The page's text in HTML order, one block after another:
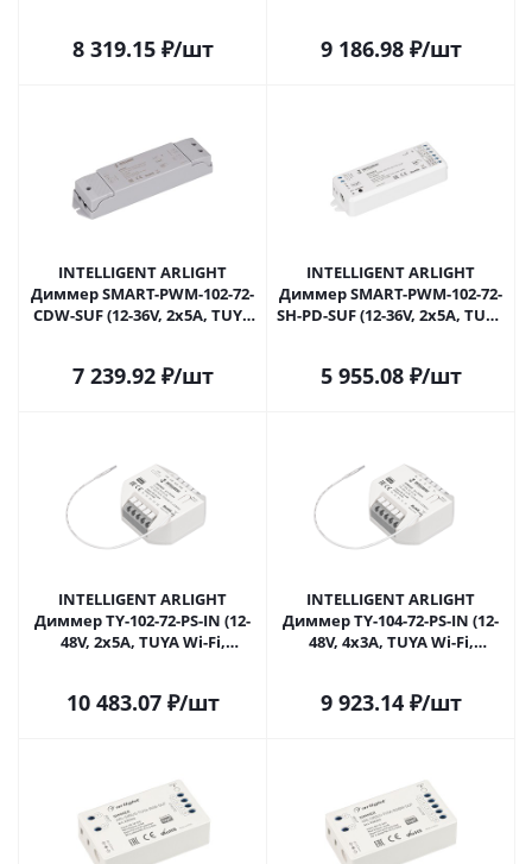
Москве
8 319.15₽/шт
Москве
9 186.98₽/шт
INTELLIGENT ARLIGHT
Диммер SMART-PWM-102-72-
CDW-SUF (12-36V, 2x5A, TUYA
7 239.92₽/шт
INTELLIGENT ARLIGHT
Диммер SMART-PWM-102-72-
SH-PD-SUF (12-36V, 2x5A, TUYA
5 955.08₽/шт
INTELLIGENT ARLIGHT
Диммер TY-102-72-PS-IN (12-
48V, 2x5A, TUYA Wi-Fi,
10 483.07₽/шт
INTELLIGENT ARLIGHT
Диммер TY-104-72-PS-IN (12-
48V, 4x3A, TUYA Wi-Fi,
9 923.14₽/шт